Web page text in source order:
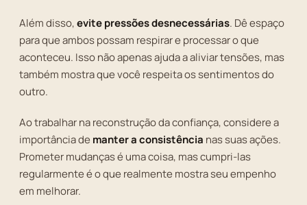
Além disso,evite pressões desnecessárias. Dê espaço
para que ambos possam respirar e processar o que
aconteceu. Isso não apenas ajuda a aliviar tensões, mas
também mostra que você respeita os sentimentos do
outro.
Ao trabalhar na reconstrução da confiança, considere a
importância de manter a consistência nas suas ações.
Prometer mudanças é uma coisa, mas cumpri-las
regularmente é o que realmente mostra seu empenho
em melhorar.